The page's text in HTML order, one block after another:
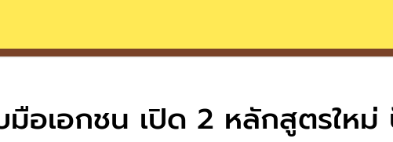
มือเอกชน เปิด 2 หลักสูตรให